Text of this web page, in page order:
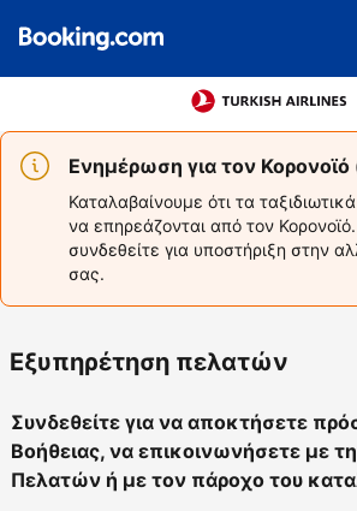
Ενημέρωση για τον Κορονοϊό
Καταλαβαίνουμε ότι τα
να επηρεάζονται από τον
συνδεθείτε για υποστήριξη στην
σας.
Εξυπηρέτηση πελατών
Συνδεθείτε για να αποκτήσετε
Βοήθειας, να επικοινωνήσετε με
Πελατών ή με τον πάροχο του